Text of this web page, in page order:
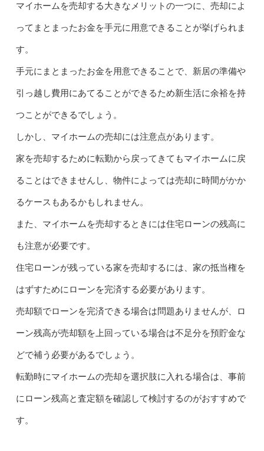
マイホームを売却する大きなメリットの一つに、売却によ
ってまとまったお金を手元に用意できることが挙げられま
す。
手元にまとまったお金を用意できることで、新居の準備や
引っ越し費用にあてることができるため新生活に余裕を持
つことができるでしょう。
しかし、マイホームの売却には注意点があります。
家を売却するために転勤から戻ってきてもマイホームに戻
ることはできませんし、物件によっては売却に時間がかか
るケースもあるかもしれません。
また、マイホームを売却するときには住宅ローンの残高に
も注意が必要です。
住宅ローンが残っている家を売却するには、家の抵当権を
はずすためにローンを完済する必要があります。
売却額でローンを完済できる場合は問題ありませんが、ロ
ーン残高が売却額を上回っている場合は不足分を預貯金な
どで補う必要があるでしょう。
転勤時にマイホームの売却を選択肢に入れる場合は、事前
にローン残高と査定額を確認して検討するのがおすすめで
す。